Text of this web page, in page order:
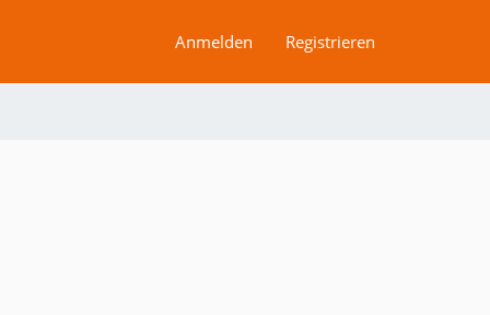
Anmelden Registrieren